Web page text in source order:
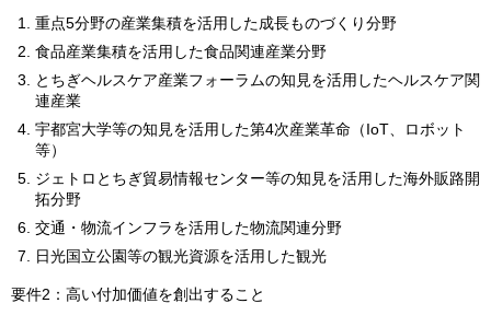
重点5分野の産業集積を活用した成長ものづくり分野
食品産業集積を活用した食品関連産業分野
とちぎヘルスケア産業フォーラムの知見を活用したヘルスケア関
連産業
宇都宮大学等の知見を活用した第4次産業革命（IoT、ロボット
等）
ジェトロとちぎ貿易情報センター等の知見を活用した海外販路開
拓分野
交通・物流インフラを活用した物流関連分野
日光国立公園等の観光資源を活用した観光
要件2：高い付加価値を創出すること